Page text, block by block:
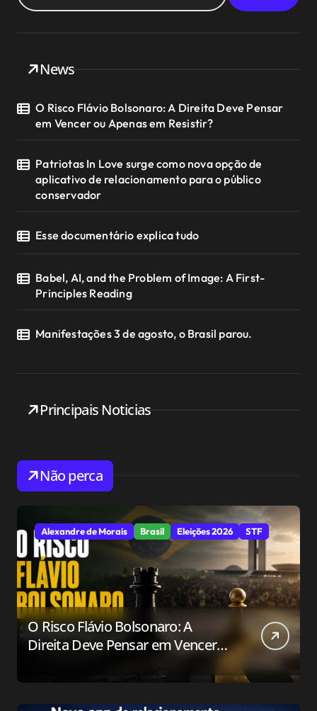
News
O Risco Flávio Bolsonaro: A Direita Deve Pensar
em Vencer ou Apenas em Resistir?
Patriotas In Love surge como nova opção de
aplicativo de relacionamento para o público
conservador
Esse documentário explica tudo
Babel, AI, and the Problem of Image: A First-
Principles Reading
Manifestações 3 de agosto, o Brasil parou.
Principais Noticias
Não perca
Alexandre de Morais Brasil Eleições 2026 STF
O Risco Flávio Bolsonaro: A
Direita Deve Pensar em Vencer